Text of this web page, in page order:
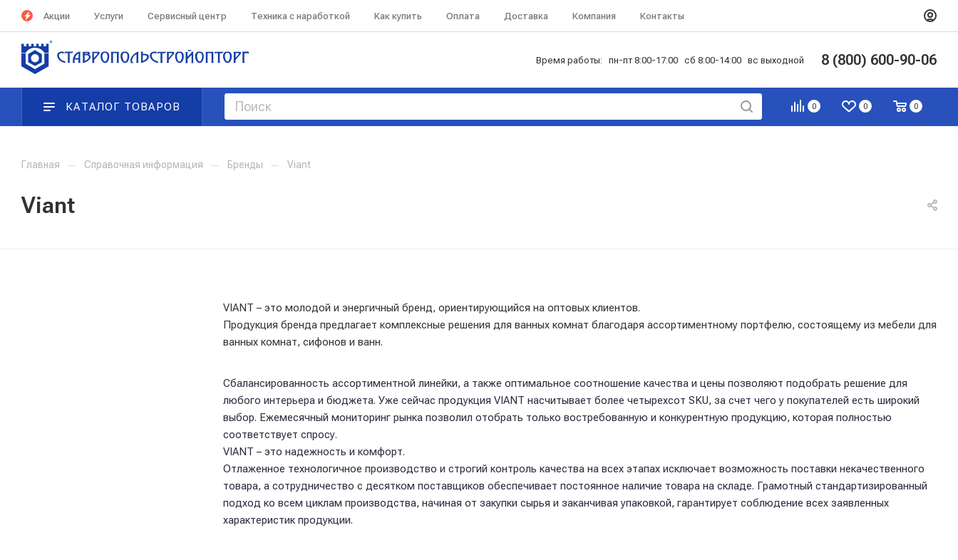
Акции Услуги Сервисный центр Техника с наработкой Как купить Оплата Доставка Компания Контакты
Время работы: пн-пт 8:00-17:00 сб 8:00-14:00 вс выходной 8 (800) 600-90-06
0 0 0
КАТАЛОГ ТОВАРОВ
Главная — Справочная информация — Бренды — Viant
Viant
VIANT – это молодой и энергичный бренд, ориентирующийся на оптовых клиентов.
Продукция бренда предлагает комплексные решения для ванных комнат благодаря ассортиментному портфелю, состоящему из мебели для
ванных комнат, сифонов и ванн.
Сбалансированность ассортиментной линейки, а также оптимальное соотношение качества и цены позволяют подобрать решение для
любого интерьера и бюджета. Уже сейчас продукция VIANT насчитывает более четырехсот SKU, за счет чего у покупателей есть широкий
выбор. Ежемесячный мониторинг рынка позволил отобрать только востребованную и конкурентную продукцию, которая полностью
соответствует спросу.
VIANT – это надежность и комфорт.
Отлаженное технологичное производство и строгий контроль качества на всех этапах исключает возможность поставки некачественного
товара, а сотрудничество с десятком поставщиков обеспечивает постоянное наличие товара на складе. Грамотный стандартизированный
подход ко всем циклам производства, начиная от закупки сырья и заканчивая упаковкой, гарантирует соблюдение всех заявленных
характеристик продукции.